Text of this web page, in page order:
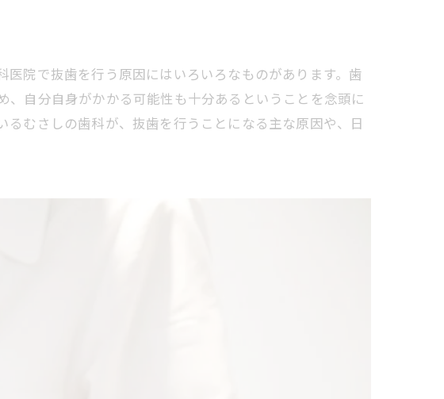
院で抜歯を行う原因にはいろいろなものがあります。歯
自分自身がかかる可能性も十分あるということを念頭に
むさしの歯科が、抜歯を行うことになる主な原因や、日